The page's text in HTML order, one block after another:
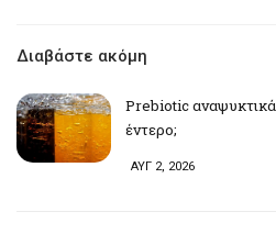
Διαβάστε ακόμη
Prebiotic αναψυκτικά:
έντερο;
ΑΥΓ 2, 2026